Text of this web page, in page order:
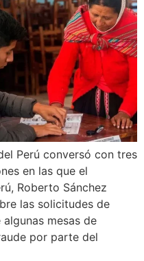
Perú conversó con tres
en las que el
Roberto Sánchez
las solicitudes de
mesas de
por parte del